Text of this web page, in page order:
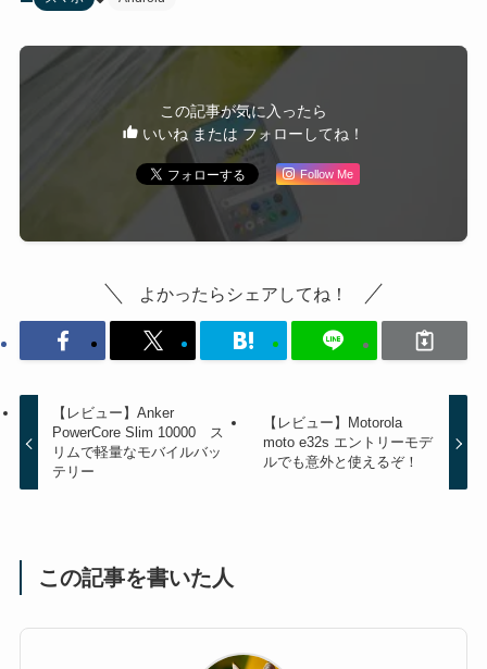
この記事が気に入ったら
いいね または フォローしてね！
Follow Me
よかったらシェアしてね！
【レビュー】Anker
PowerCore Slim 10000 ス
リムで軽量なモバイルバッ
テリー
【レビュー】Motorola
moto e32s エントリーモデ
ルでも意外と使えるぞ！
この記事を書いた人